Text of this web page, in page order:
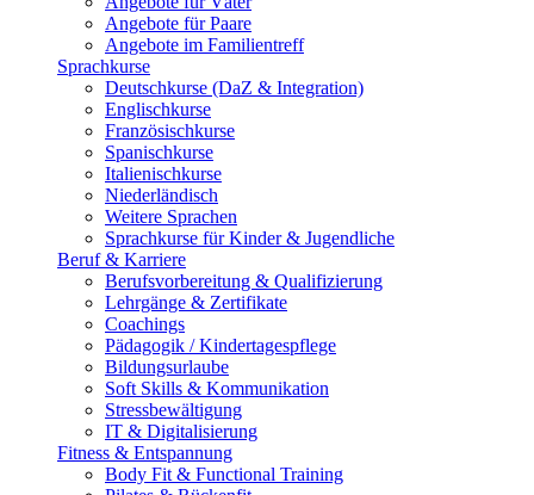
Angebote für Paare
Angebote im Familientreff
Sprachkurse
Deutschkurse (DaZ & Integration)
Englischkurse
Französischkurse
Spanischkurse
Italienischkurse
Niederländisch
Weitere Sprachen
Sprachkurse für Kinder & Jugendliche
Beruf & Karriere
Berufsvorbereitung & Qualifizierung
Lehrgänge & Zertifikate
Coachings
Pädagogik / Kindertagespflege
Bildungsurlaube
Soft Skills & Kommunikation
Stressbewältigung
IT & Digitalisierung
Fitness & Entspannung
Body Fit & Functional Training